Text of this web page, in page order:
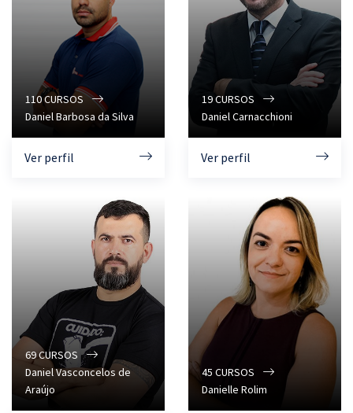
110CURSOS
Daniel Barbosa da Silva
Ver perfil
19CURSOS
Daniel Carnacchioni
Ver perfil
69CURSOS
Daniel Vasconcelos de
Araújo
45 CURSOS
Danielle Rolim